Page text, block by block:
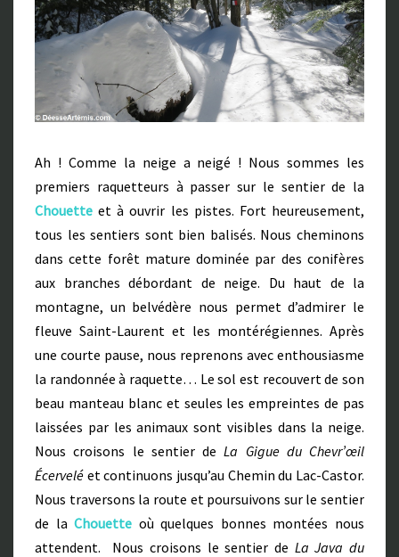
Ah ! Comme la neige a neigé ! Nous sommes les
premiers raquetteurs à passer sur le sentier de la
Chouette et à ouvrir les pistes. Fort heureusement,
tous les sentiers sont bien balisés. Nous cheminons
dans cette forêt mature dominée par des conifères
aux branches débordant de neige. Du haut de la
montagne, un belvédère nous permet d’admirer le
fleuve Saint-Laurent et les montérégiennes. Après
une courte pause, nous reprenons avec enthousiasme
la randonnée à raquette… Le sol est recouvert de son
beau manteau blanc et seules les empreintes de pas
laissées par les animaux sont visibles dans la neige.
Nous croisons le sentier deLa Gigue du Chevr’œil
Écervelé et continuons jusqu’au Chemin du Lac-Castor.
Nous traversons la route et poursuivons sur le sentier
de laChouette où quelques bonnes montées nous
attendent. Nous croisons le sentier de La Java du